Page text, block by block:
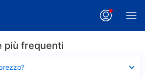
più frequenti